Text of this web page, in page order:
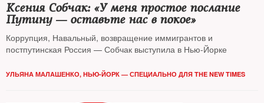
Ксения Собчак: «У меня простое послание
Путину — оставьте нас в покое»
Коррупция, Навальный, возвращение иммигрантов и
постпутинская Россия — Собчак выступила в Нью-Йорке
УЛЬЯНА МАЛАШЕНКО, НЬЮ-ЙОРК — СПЕЦИАЛЬНО ДЛЯ THE NEW TIMES